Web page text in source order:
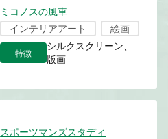
ミコノスの風車
インテリアアート
絵画
特徴
シルクスクリーン、
版画
スポーツマンズスタディ